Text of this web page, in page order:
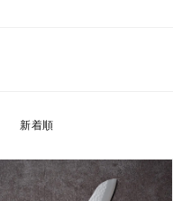
新着順